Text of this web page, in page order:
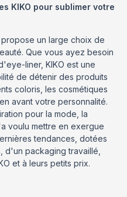
KIKO pour sublimer votre
propose un large choix de
Que vous ayez besoin
liner, KIKO est une
de détenir des produits
coloris, les cosmétiques
avant votre personnalité.
pour la mode, la
voulu mettre en exergue
tendances, dotées
packaging travaillé,
et à leurs petits prix.